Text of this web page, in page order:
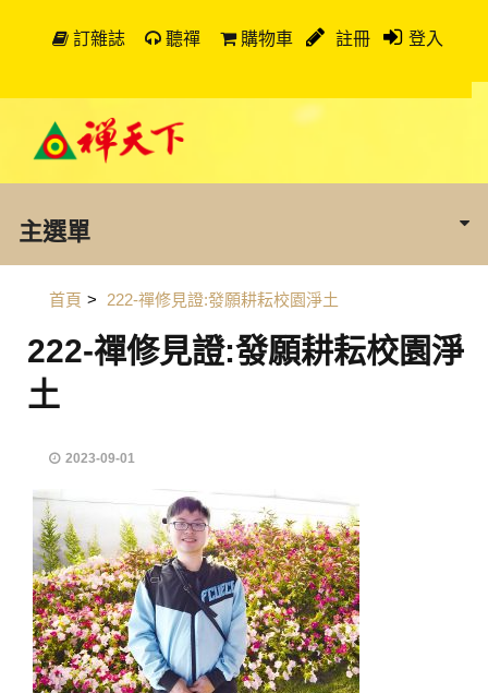
訂雜誌 聽禪 購物車 註冊 登入
主選單
首頁 > 222-禪修見證:發願耕耘校園淨土
222-禪修見證:發願耕耘校園淨
土
2023-09-01